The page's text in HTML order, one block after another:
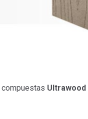
Ultrawood